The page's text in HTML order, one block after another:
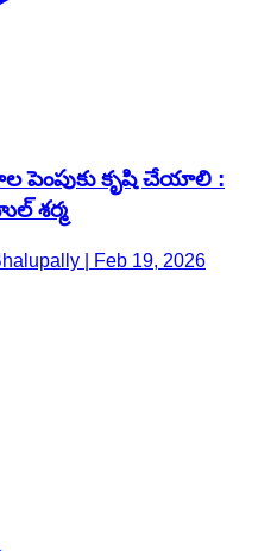
పెంపుకు కృషి చేయాలి :
శర్మ
| Feb 19, 2026